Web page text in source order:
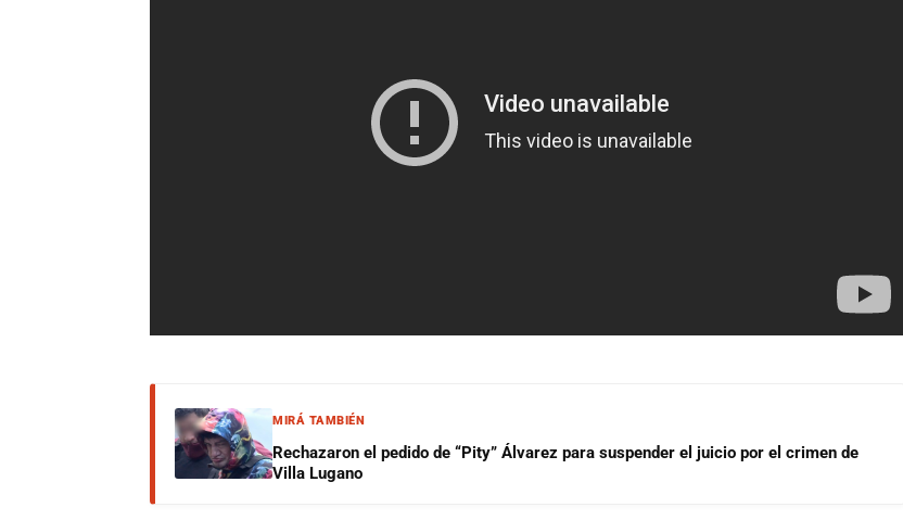
MIRÁ TAMBIÉN
Rechazaron el pedido de “Pity” Álvarez para suspender el juicio por el crimen de
Villa Lugano